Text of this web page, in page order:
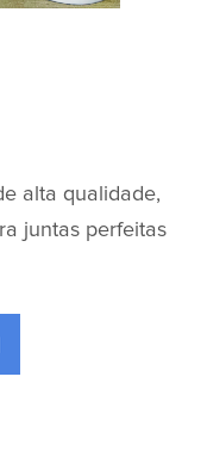
alta qualidade,
juntas perfeitas